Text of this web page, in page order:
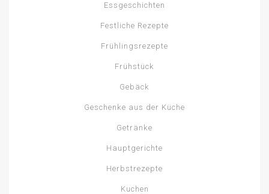
Essgeschichten
Festliche Rezepte
Frühlingsrezepte
Frühstück
Gebäck
Geschenke aus der Küche
Getränke
Hauptgerichte
Herbstrezepte
Kuchen